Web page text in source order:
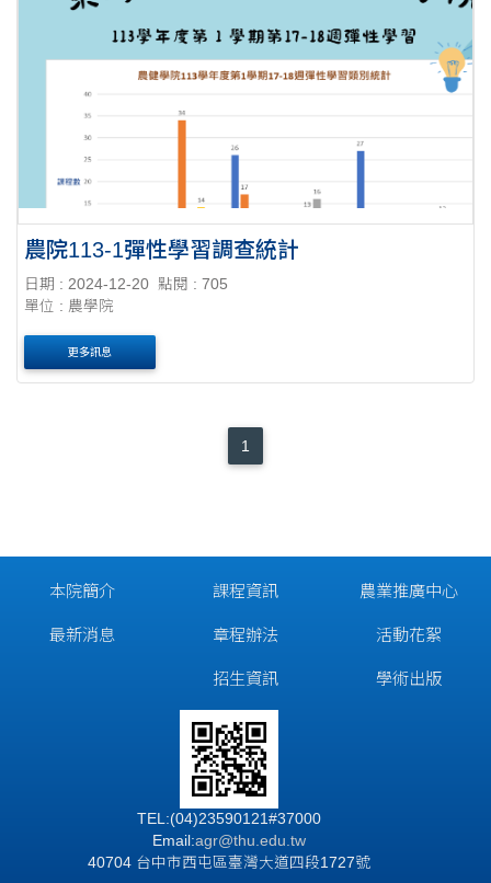
農院113-1彈性學習調查統計
日期 : 2024-12-20 點閱 : 705
單位 : 農學院
更多訊息
1
本院簡介
最新消息
課程資訊
章程辦法
招生資訊
農業推廣中心
活動花絮
學術出版
TEL:(04)23590121#37000
Email:agr@thu.edu.tw
40704 台中市西屯區臺灣大道四段1727號